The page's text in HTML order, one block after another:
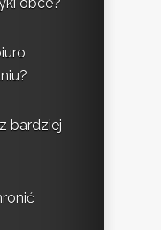
obce?
bardziej